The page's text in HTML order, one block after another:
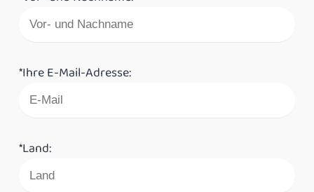
*Ihre E-Mail-Adresse:
*Land: